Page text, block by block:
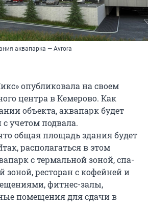
аквапарка — Avrora
опубликовала на своем
центра в Кемерово. Как
объекта, аквапарк будет
учетом подвала.
общая площадь здания будет
располагаться в этом
с термальной зоной, спа-
зоной, ресторан с кофейней и
фитнес-залы,
помещения для сдачи в